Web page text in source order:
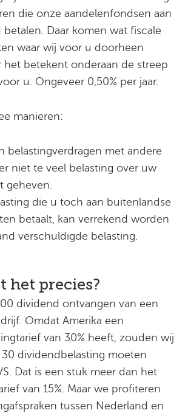
die onze aandelenfondsen aan
Daar komen wat fiscale
waar wij voor u doorheen
het betekent onderaan de streep
u. Ongeveer 0,50% per jaar.
manieren:
belastingverdragen met andere
niet te veel belasting over uw
geheven.
die u toch aan buitenlandse
betaalt, kan verrekend worden
verschuldigde belasting.
het precies?
dividend ontvangen van een
Omdat Amerika een
van 30% heeft, zouden wij
dividendbelasting moeten
Dat is een stuk meer dan het
van 15%. Maar we profiteren
tussen Nederland en